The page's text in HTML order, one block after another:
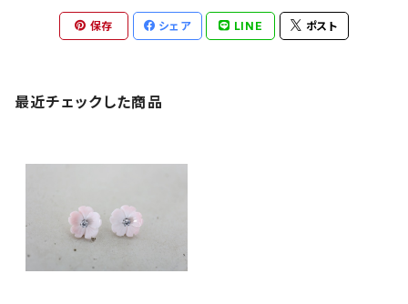
保存 シェア LINE ポスト
最近チェックした商品